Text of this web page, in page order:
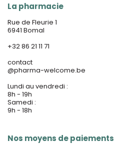
La pharmacie
Rue de Fleurie 1
6941 Bomal
+32 86 21 11 71
contact
@pharma-welcome.be
Lundi au vendredi :
8h - 19h
Samedi :
9h - 18h
Nos moyens de paiements